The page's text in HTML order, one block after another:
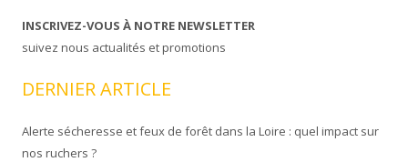
INSCRIVEZ-VOUS À NOTRE NEWSLETTER
suivez nous actualités et promotions
DERNIER ARTICLE
Alerte sécheresse et feux de forêt dans la Loire : quel impact sur
nos ruchers ?